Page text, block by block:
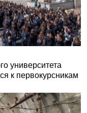
университета
к первокурсникам